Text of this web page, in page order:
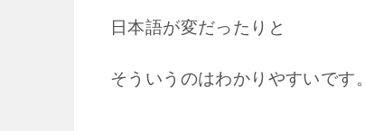
日本語が変だったりと
そういうのはわかりやすいです。